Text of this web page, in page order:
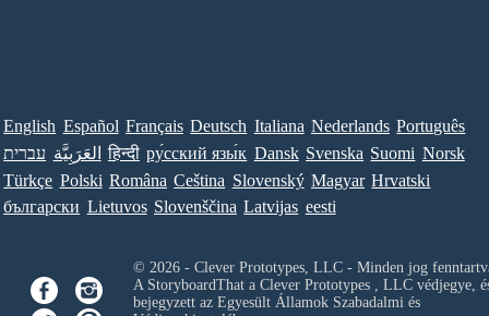
English Español Français Deutsch Italiana Nederlands Português
עברית العَرَبِيَّة हिन्दी ру́сский язы́к Dansk Svenska Suomi Norsk
Türkçe Polski Româna Ceština Slovenský Magyar Hrvatski
български Lietuvos Slovenščina Latvijas eesti
© 2026 - Clever Prototypes, LLC - Minden jog
A StoryboardThat a Clever Prototypes , LLCvédjegye,
bejegyzett az Egyesült Államok Szabadalmi és